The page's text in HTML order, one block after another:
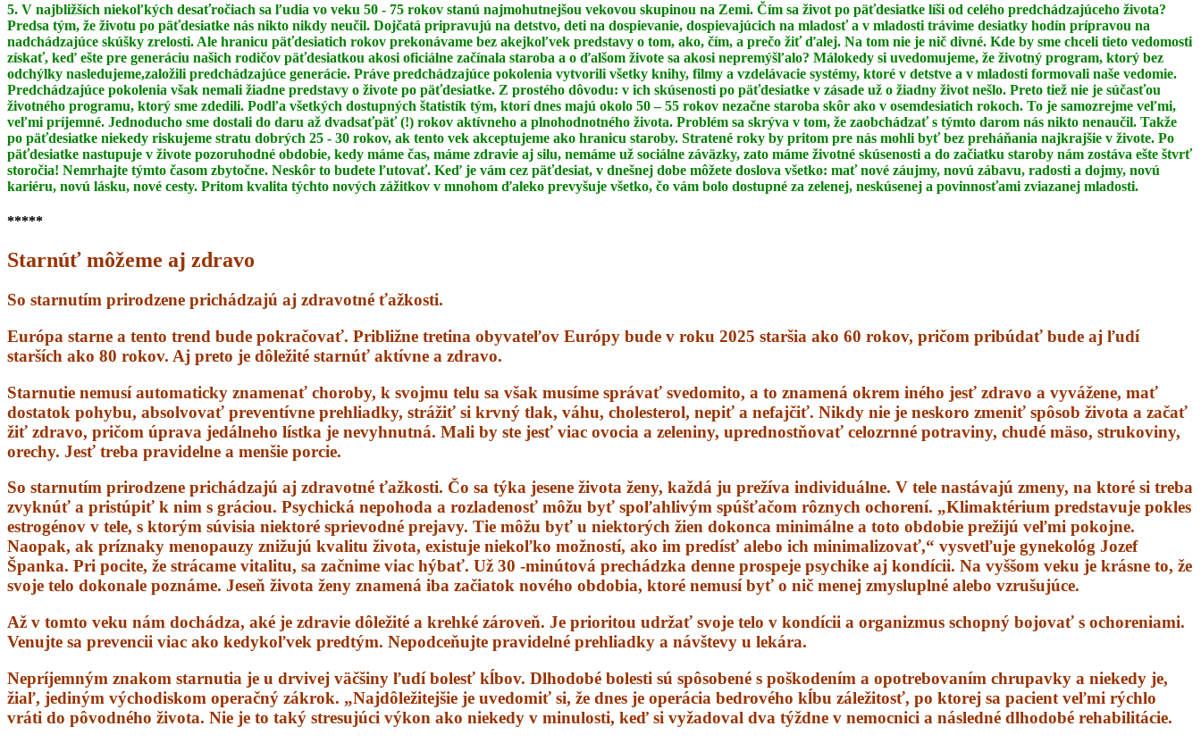
5. V najbližších niekoľkých desaťročiach sa ľudia vo veku 50 - 75 rokov stanú najmohutnejšou vekovou skupinou na Zemi. Čím sa život po päťdesiatke líši od celého predchádzajúceho života?
Predsa tým, že životu po päťdesiatke nás nikto nikdy neučil. Dojčatá pripravujú na detstvo, deti na dospievanie, dospievajúcich na mladosť a v mladosti trávime desiatky hodín prípravou na
nadchádzajúce skúšky zrelosti. Ale hranicu päťdesiatich rokov prekonávame bez akejkoľvek predstavy o tom, ako, čím, a prečo žiť ďalej. Na tom nie je nič divné. Kde by sme chceli tieto vedomosti
získať, keď ešte pre generáciu našich rodičov päťdesiatkou akosi oficiálne začínala staroba a o ďalšom živote sa akosi nepremýšľalo? Málokedy si uvedomujeme, že životný program, ktorý bez
odchýlky nasledujeme,založili predchádzajúce generácie. Práve predchádzajúce pokolenia vytvorili všetky knihy, filmy a vzdelávacie systémy, ktoré v detstve a v mladosti formovali naše vedomie.
Predchádzajúce pokolenia však nemali žiadne predstavy o živote po päťdesiatke. Z prostého dôvodu: v ich skúsenosti po päťdesiatke v zásade už o žiadny život nešlo. Preto tiež nie je súčasťou
životného programu, ktorý sme zdedili. Podľa všetkých dostupných štatistík tým, ktorí dnes majú okolo 50 – 55 rokov nezačne staroba skôr ako v osemdesiatich rokoch. To je samozrejme veľmi,
veľmi príjemné. Jednoducho sme dostali do daru až dvadsaťpäť (!) rokov aktívneho a plnohodnotného života. Problém sa skrýva v tom, že zaobchádzať s týmto darom nás nikto nenaučil. Takže
po päťdesiatke niekedy riskujeme stratu dobrých 25 - 30 rokov, ak tento vek akceptujeme ako hranicu staroby. Stratené roky by pritom pre nás mohli byť bez preháňania najkrajšie v živote. Po
päťdesiatke nastupuje v živote pozoruhodné obdobie, kedy máme čas, máme zdravie aj silu, nemáme už sociálne záväzky, zato máme životné skúsenosti a do začiatku staroby nám zostáva ešte štvrť
storočia! Nemrhajte týmto časom zbytočne. Neskôr to budete ľutovať. Keď je vám cez päťdesiat, v dnešnej dobe môžete doslova všetko: mať nové záujmy, novú zábavu, radosti a dojmy, novú
kariéru, novú lásku, nové cesty. Pritom kvalita týchto nových zážitkov v mnohom ďaleko prevyšuje všetko, čo vám bolo dostupné za zelenej, neskúsenej a povinnosťami zviazanej mladosti.
*****
Starnúť môžeme aj zdravo
So starnutím prirodzene prichádzajú aj zdravotné ťažkosti.
Európa starne a tento trend bude pokračovať. Približne tretina obyvateľov Európy bude v roku 2025 staršia ako 60 rokov, pričom pribúdať bude aj ľudí
starších ako 80 rokov. Aj preto je dôležité starnúť aktívne a zdravo.
Starnutie nemusí automaticky znamenať choroby, k svojmu telu sa však musíme správať svedomito, a to znamená okrem iného jesť zdravo a vyvážene, mať
dostatok pohybu, absolvovať preventívne prehliadky, strážiť si krvný tlak, váhu, cholesterol, nepiť a nefajčiť. Nikdy nie je neskoro zmeniť spôsob života a začať
žiť zdravo, pričom úprava jedálneho lístka je nevyhnutná. Mali by ste jesť viac ovocia a zeleniny, uprednostňovať celozrnné potraviny, chudé mäso, strukoviny,
orechy. Jesť treba pravidelne a menšie porcie.
So starnutím prirodzene prichádzajú aj zdravotné ťažkosti. Čo sa týka jesene života ženy, každá ju prežíva individuálne. V tele nastávajú zmeny, na ktoré si treba
zvyknúť a pristúpiť k nim s gráciou. Psychická nepohoda a rozladenosť môžu byť spoľahlivým spúšťačom rôznych ochorení. „Klimaktérium predstavuje pokles
estrogénov v tele, s ktorým súvisia niektoré sprievodné prejavy. Tie môžu byť u niektorých žien dokonca minimálne a toto obdobie prežijú veľmi pokojne.
Naopak, ak príznaky menopauzy znižujú kvalitu života, existuje niekoľko možností, ako im predísť alebo ich minimalizovať,“ vysvetľuje gynekológ Jozef
Španka. Pri pocite, že strácame vitalitu, sa začnime viac hýbať. Už 30 -minútová prechádzka denne prospeje psychike aj kondícii. Na vyššom veku je krásne to, že
svoje telo dokonale poznáme. Jeseň života ženy znamená iba začiatok nového obdobia, ktoré nemusí byť o nič menej zmysluplné alebo vzrušujúce.
Až v tomto veku nám dochádza, aké je zdravie dôležité a krehké zároveň. Je prioritou udržať svoje telo v kondícii a organizmus schopný bojovať s ochoreniami.
Venujte sa prevencii viac ako kedykoľvek predtým. Nepodceňujte pravidelné prehliadky a návštevy u lekára.
Nepríjemným znakom starnutia je u drvivej väčšiny ľudí bolesť kĺbov. Dlhodobé bolesti sú spôsobené s poškodením a opotrebovaním chrupavky a niekedy je,
žiaľ, jediným východiskom operačný zákrok. „Najdôležitejšie je uvedomiť si, že dnes je operácia bedrového kĺbu záležitosť, po ktorej sa pacient veľmi rýchlo
vráti do pôvodného života. Nie je to taký stresujúci výkon ako niekedy v minulosti, keď si vyžadoval dva týždne v nemocnici a následné dlhodobé rehabilitácie.